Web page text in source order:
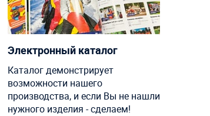
Электронный каталог
Каталог демонстрирует
возможности нашего
производства, и если Вы не нашли
нужного изделия - сделаем!